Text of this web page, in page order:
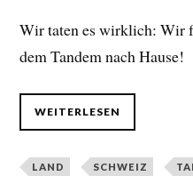
Wir taten es wirklich: Wir
dem Tandem nach Hause!
WEITERLESEN
LAND SCHWEIZ